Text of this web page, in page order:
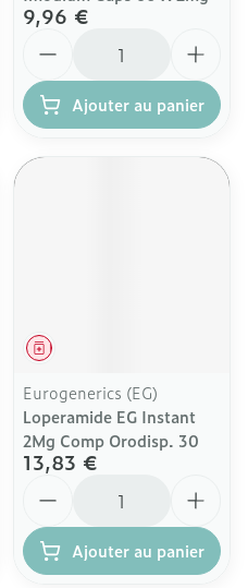
9,96 €
Ajouter au panier
Médicament
Eurogenerics (EG)
Loperamide EG Instant
2Mg Comp Orodisp. 30
13,83 €
Ajouter au panier